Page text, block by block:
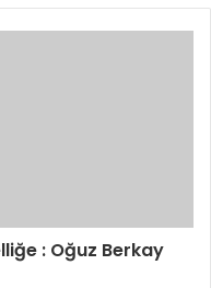
: Oğuz Berkay